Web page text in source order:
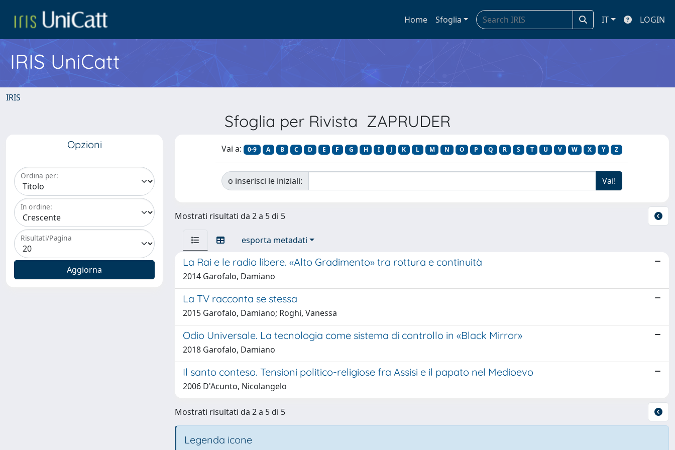
Home Sfoglia IT LOGIN
IRIS UniCatt
IRIS
Sfoglia per Rivista ZAPRUDER
Opzioni
Ordina per:
In ordine:
Risultati/Pagina
Vai a: 0-9 A B C D E F G H I J K L M N O P Q R S T U V W X Y Z
o inserisci le iniziali:
Mostrati risultati da 2 a 5 di 5
esporta metadati
La Rai e le radio libere. «Alto Gradimento» tra rottura e continuità
2014 Garofalo, Damiano
La TV racconta se stessa
2015 Garofalo, Damiano; Roghi, Vanessa
Odio Universale. La tecnologia come sistema di controllo in «Black Mirror»
2018 Garofalo, Damiano
Il santo conteso. Tensioni politico-religiose fra Assisi e il papato nel Medioevo
2006 D'Acunto, Nicolangelo
Mostrati risultati da 2 a 5 di 5
Legenda icone